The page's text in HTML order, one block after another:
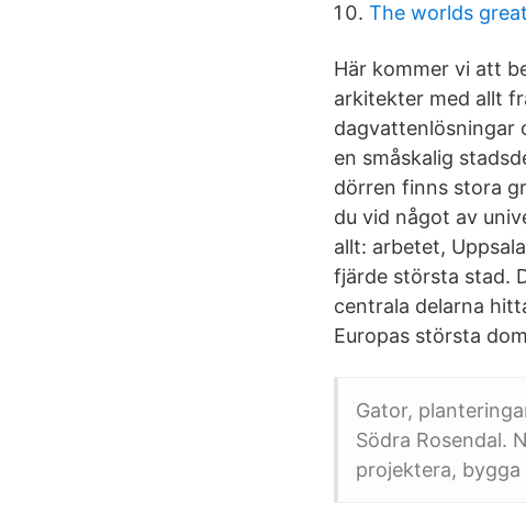
The worlds
Här kommer vi att
arkitekter med allt
dagvattenlösningar
en småskalig
dörren finns stora
du vid något av
allt: arbetet,
fjärde största stad.
centrala delarna
Europas största
Gator,
Södra Rosendal.
projektera,